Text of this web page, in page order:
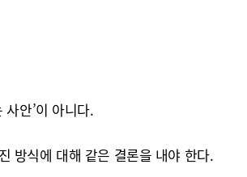
안’이 아니다.
방식에 대해 같은 결론을 내야 한다.